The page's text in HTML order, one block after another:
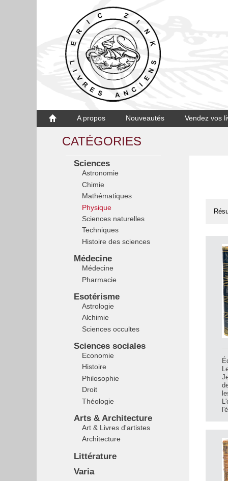
A propos Nouveautés Vendez vos
CATÉGORIES
Sciences
Astronomie
Chimie
Mathématiques
Physique
Sciences naturelles
Techniques
Histoire des sciences
Médecine
Médecine
Pharmacie
Esotérisme
Astrologie
Alchimie
Sciences occultes
Sciences sociales
Economie
Histoire
Philosophie
Droit
Théologie
Arts & Architecture
Art & Livres d'artistes
Architecture
Littérature
Varia